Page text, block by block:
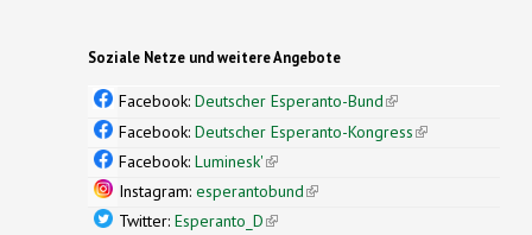
Soziale Netze und weitere Angebote
Facebook: Deutscher Esperanto-Bund(link is
external)
Facebook: Deutscher Esperanto-Kongress(link is
Facebook: Luminesk'(link is external)
Instagram: esperantobund(link is external)
Twitter: Esperanto_D(link is external)